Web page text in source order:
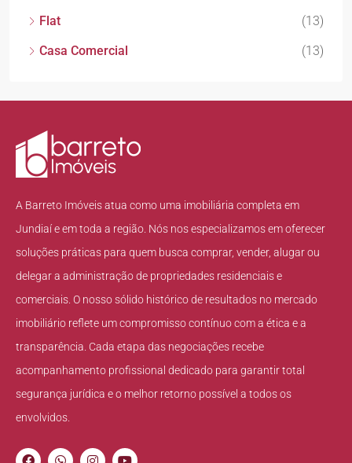
Flat
(13)
Casa Comercial
(13)
A Barreto Imóveis atua como uma imobiliária completa em
Jundiaí e em toda a região. Nós nos especializamos em oferecer
soluções práticas para quem busca comprar, vender, alugar ou
delegar a administração de propriedades residenciais e
comerciais. O nosso sólido histórico de resultados no mercado
imobiliário reflete um compromisso contínuo com a ética e a
transparência. Cada etapa das negociações recebe
acompanhamento profissional dedicado para garantir total
segurança jurídica e o melhor retorno possível a todos os
envolvidos.